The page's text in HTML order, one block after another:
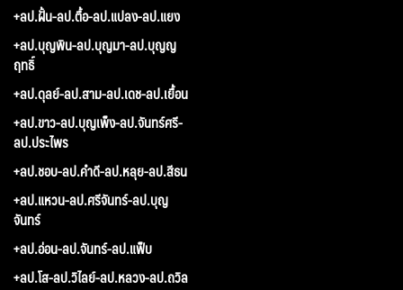
+ลป.ฝั้น-ลป.ตื้อ-ลป.แปลง-ลป.แยง
+ลป.บุญพิน-ลป.บุญมา-ลป.บุญญ
ฤทธิ์
+ลป.ดุลย์-ลป.สาม-ลป.เดช-ลป.เยื้อน
+ลป.ขาว-ลป.บุญเพ็ง-ลป.จันทร์ศรี-
ลป.ประไพร
+ลป.ชอบ-ลป.คำดี-ลป.หลุย-ลป.สีธน
+ลป.แหวน-ลป.ศรีจันทร์-ลป.บุญ
จันทร์
+ลป.อ่อน-ลป.จันทร์-ลป.แฟ็บ
+ลป.โส-ลป.วิไลย์-ลป.หลวง-ลป.ถวิล